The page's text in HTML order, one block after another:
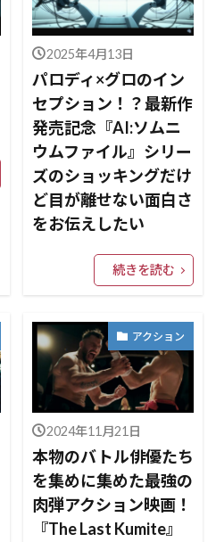
2025年4月13日
パロディ×グロのイン
セプション！？最新作
発売記念『AI:ソムニ
ウムファイル』シリー
ズのショッキングだけ
ど目が離せない面白さ
をお伝えしたい
続きを読む
アクション
2024年11月21日
本物のバトル俳優たち
を集めに集めた最強の
肉弾アクション映画！
『The Last Kumite』